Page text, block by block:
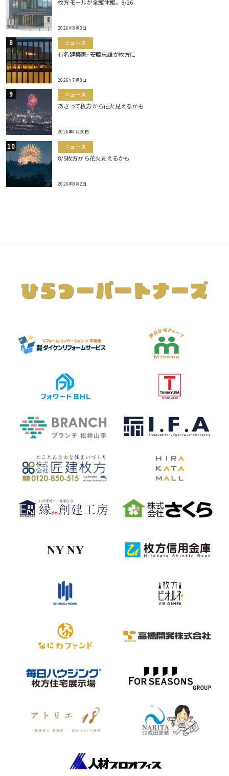
枚方モールが全館休館。8/26
2026年8月3日
ニュース
有名建築家･安藤忠雄が枚方に
2026年7月8日
ニュース
あさって枚方から花火見えるかも
2026年7月20日
ニュース
8/5枚方から花火見えるかも
2026年8月2日